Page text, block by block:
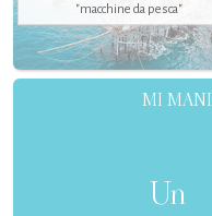
"macchine da pesca"
MI
Un